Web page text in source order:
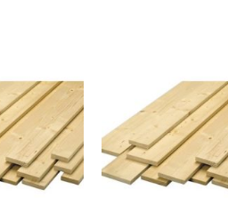
Dodaj
listu
želja